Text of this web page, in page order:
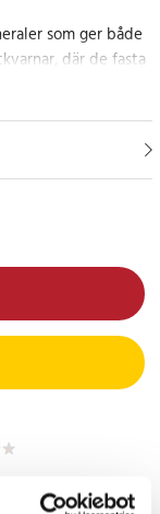
som ger både
där de fasta
dosering.
och redo – både